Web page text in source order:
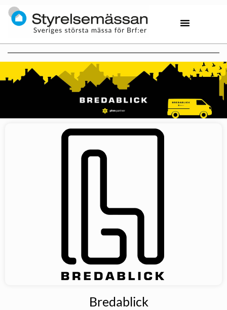
Bredablick